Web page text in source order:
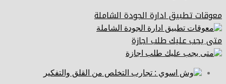
معوقات تطبيق ادارة الجودة الشاملة
متى يجب عليك طلب اجازة